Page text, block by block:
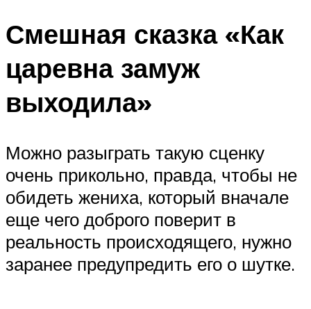
Смешная сказка «Как
царевна замуж
выходила»
Можно разыграть такую сценку
очень прикольно, правда, чтобы не
обидеть жениха, который вначале
еще чего доброго поверит в
реальность происходящего, нужно
заранее предупредить его о шутке.